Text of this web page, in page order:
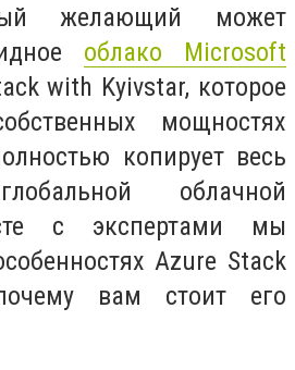
желающий может
облако Microsoft
with Kyivstar, которое
мощностях
копирует весь
облачной
с экспертами мы
Azure Stack
вам стоит его